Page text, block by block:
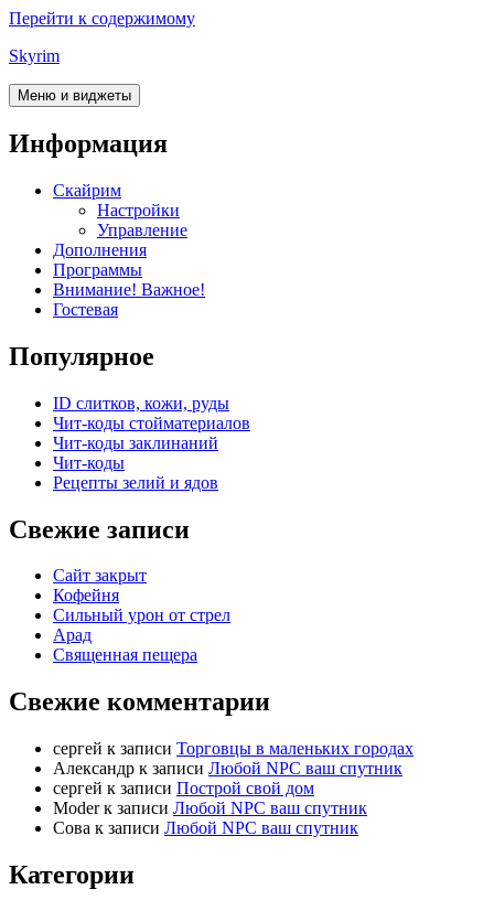
Перейти к содержимому
Skyrim
Меню и виджеты
Информация
Скайрим
Настройки
Управление
Дополнения
Программы
Внимание! Важное!
Гостевая
Популярное
ID слитков, кожи, руды
Чит-коды стойматериалов
Чит-коды заклинаний
Чит-коды
Рецепты зелий и ядов
Свежие записи
Сайт закрыт
Кофейня
Cильный урон от стрел
Арад
Священная пещера
Свежие комментарии
cергей к записи Торговцы в маленьких городах
Александр к записи Любой NPC ваш спутник
cергей к записи Построй свой дом
Moderк записи Любой NPC ваш спутник
Сова к записи Любой NPC ваш спутник
Категории